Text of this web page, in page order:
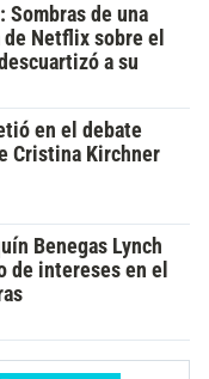
de una
Netflix sobre el
a su
en el debate
Cristina Kirchner
Benegas Lynch
de intereses en el